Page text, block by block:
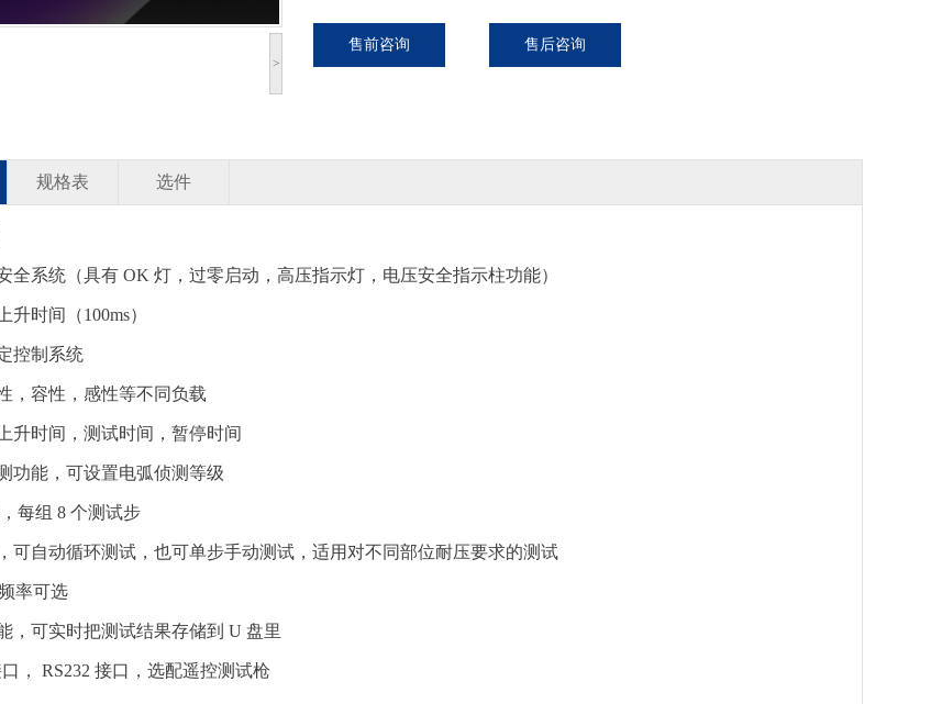
>
售前咨询 售后咨询
规格表 选件
全系统（具有 OK 灯，过零启动，高压指示灯，电压安全指示柱功能）
升时间（100ms）
控制系统
，容性，感性等不同负载
升时间，测试时间，暂停时间
功能，可设置电弧侦测等级
每组 8 个测试步
可自动循环测试，也可单步手动测试，适用对不同部位耐压要求的测试
率可选
，可实时把测试结果存储到 U 盘里
， RS232 接口，选配遥控测试枪